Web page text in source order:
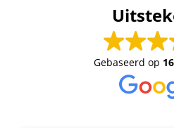
Gebaseerd op